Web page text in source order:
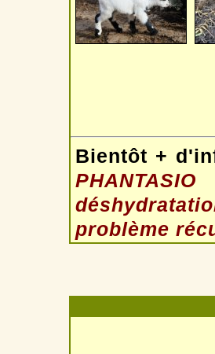
Bientôt +
problème